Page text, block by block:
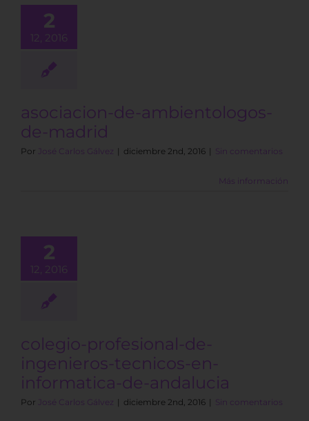
2
12, 2016
asociacion-de-ambientologos-
de-madrid
Por José Carlos Gálvez | diciembre 2nd, 2016 | Sin comentarios
Más información
2
12, 2016
colegio-profesional-de-
ingenieros-tecnicos-en-
informatica-de-andalucia
Por José Carlos Gálvez | diciembre 2nd, 2016 | Sin comentarios